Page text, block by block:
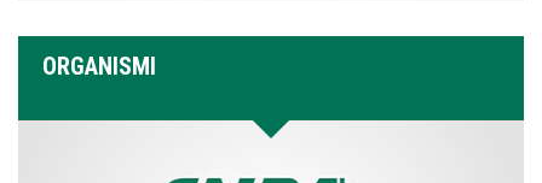
ORGANISMI